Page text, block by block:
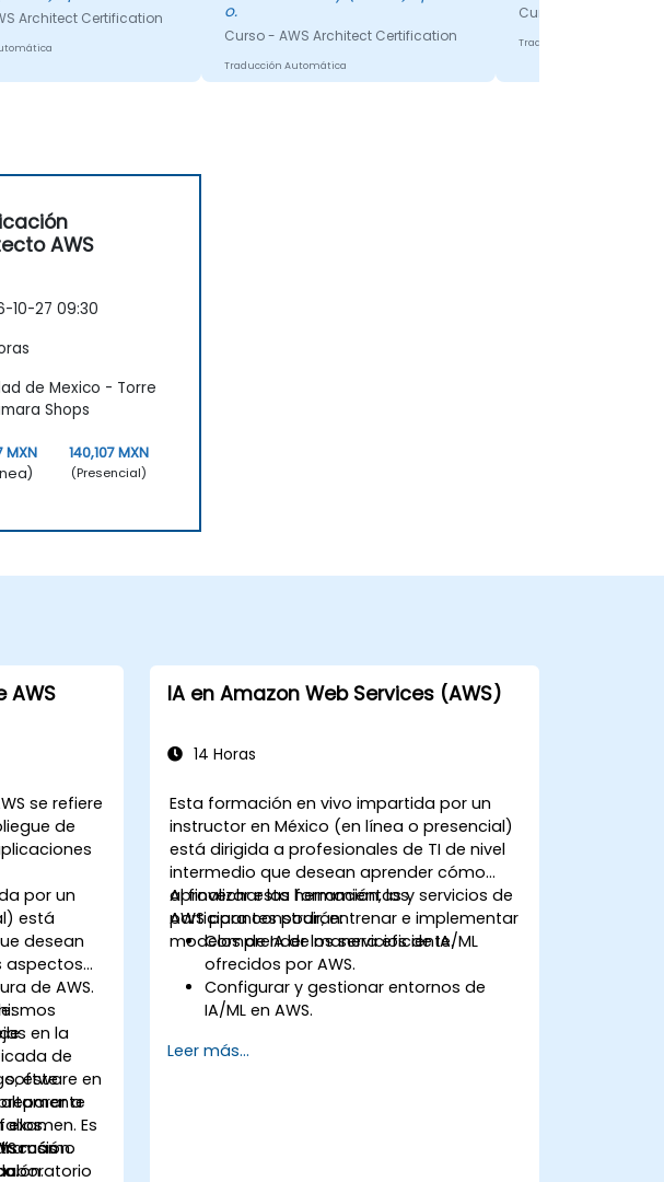
que brinde una
de cómo
Architect Certification
o.
Curso - AWS Architect Certification
Traducción Automática
Curso - AWS
Traducción Automática
AWS
10-27 09:30
de Mexico - Torre
Shops
MXN
140,107 MXN
(Presencial)
AWS
se refiere
de
por un
está
desean
aspectos
de AWS.
de
este
a
Es
cómo
en la
software en
altamente
más
IA en Amazon Web Services (AWS)
14 Horas
Esta formación en vivo impartida por un
instructor en México (en línea o presencial)
está dirigida a profesionales de TI de nivel
intermedio que desean aprender cómo
aprovechar las herramientas y servicios de
AWS para construir, entrenar e implementar
modelos de IA de manera eficiente.
Al finalizar esta formación, los
participantes podrán:
Comprender los servicios de IA/ML
ofrecidos por AWS.
Configurar y gestionar entornos de
IA/ML en AWS.
construcción, entrenamiento e
Leer más...